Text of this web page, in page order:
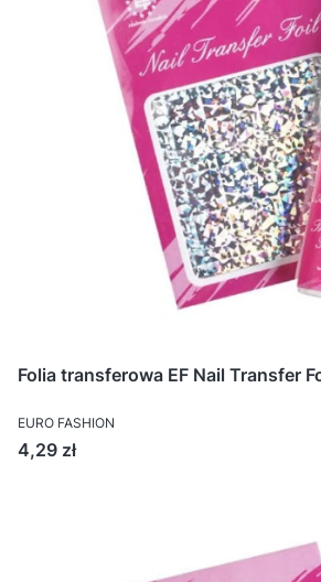
Folia transferowa EF Nail Transfer
EURO FASHION
Cena
4,29 zł